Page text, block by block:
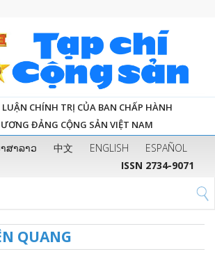
LUẬN CHÍNH TRỊ CỦA BAN CHẤP HÀNH
ĐẢNG CỘNG SẢN VIỆT NAM
ສາລາວ 中文 ENGLISH
ESPAÑOL
ISSN 2734-9071
QUANG